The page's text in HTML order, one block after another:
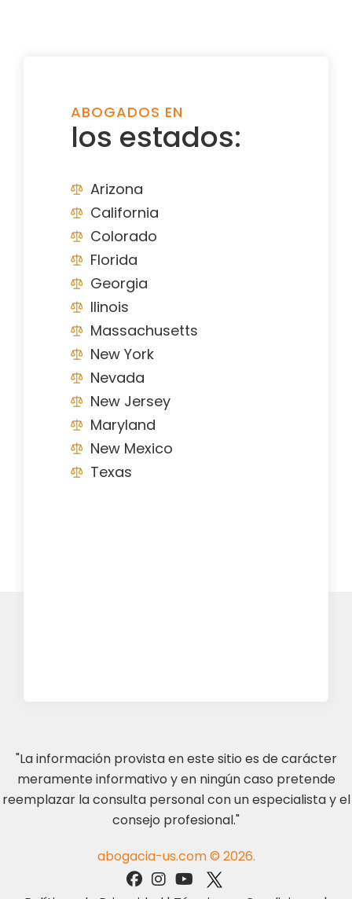
ABOGADOS EN
los estados:
Arizona
California
Colorado
Florida
Georgia
Ilinois
Massachusetts
New York
Nevada
New Jersey
Maryland
New Mexico
Texas
"La información provista en este sitio es de carácter
meramente informativo y en ningún caso pretende
reemplazar la consulta personal con un especialista y el
consejo profesional."
abogacia-us.com © 2026.